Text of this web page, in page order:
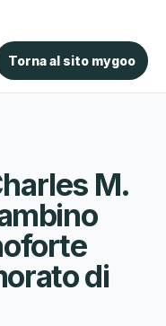
Torna al sito mygoo
M.
di